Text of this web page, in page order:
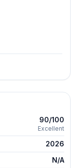
90/100
Excellent
2026
N/A